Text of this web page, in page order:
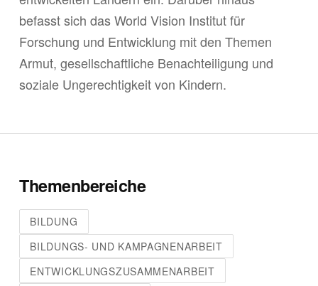
befasst sich das World Vision Institut für
Forschung und Entwicklung mit den Themen
Armut, gesellschaftliche Benachteiligung und
soziale Ungerechtigkeit von Kindern.
Themenbereiche
BILDUNG
BILDUNGS- UND KAMPAGNENARBEIT
ENTWICKLUNGSZUSAMMENARBEIT